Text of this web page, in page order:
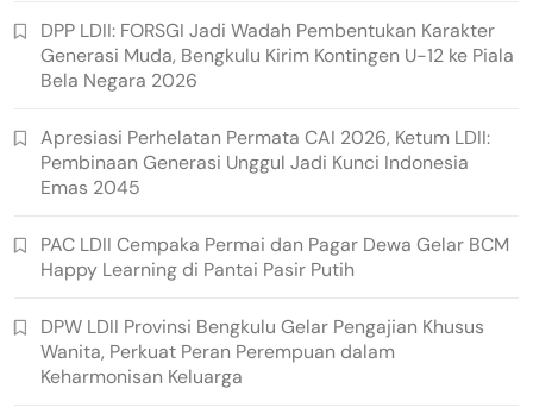
DPP LDII: FORSGI Jadi Wadah Pembentukan Karakter
Generasi Muda, Bengkulu Kirim Kontingen U-12 ke Piala
Bela Negara 2026
Apresiasi Perhelatan Permata CAI 2026, Ketum LDII:
Pembinaan Generasi Unggul Jadi Kunci Indonesia
Emas 2045
PAC LDII Cempaka Permai dan Pagar Dewa Gelar BCM
Happy Learning di Pantai Pasir Putih
DPW LDII Provinsi Bengkulu Gelar Pengajian Khusus
Wanita, Perkuat Peran Perempuan dalam
Keharmonisan Keluarga